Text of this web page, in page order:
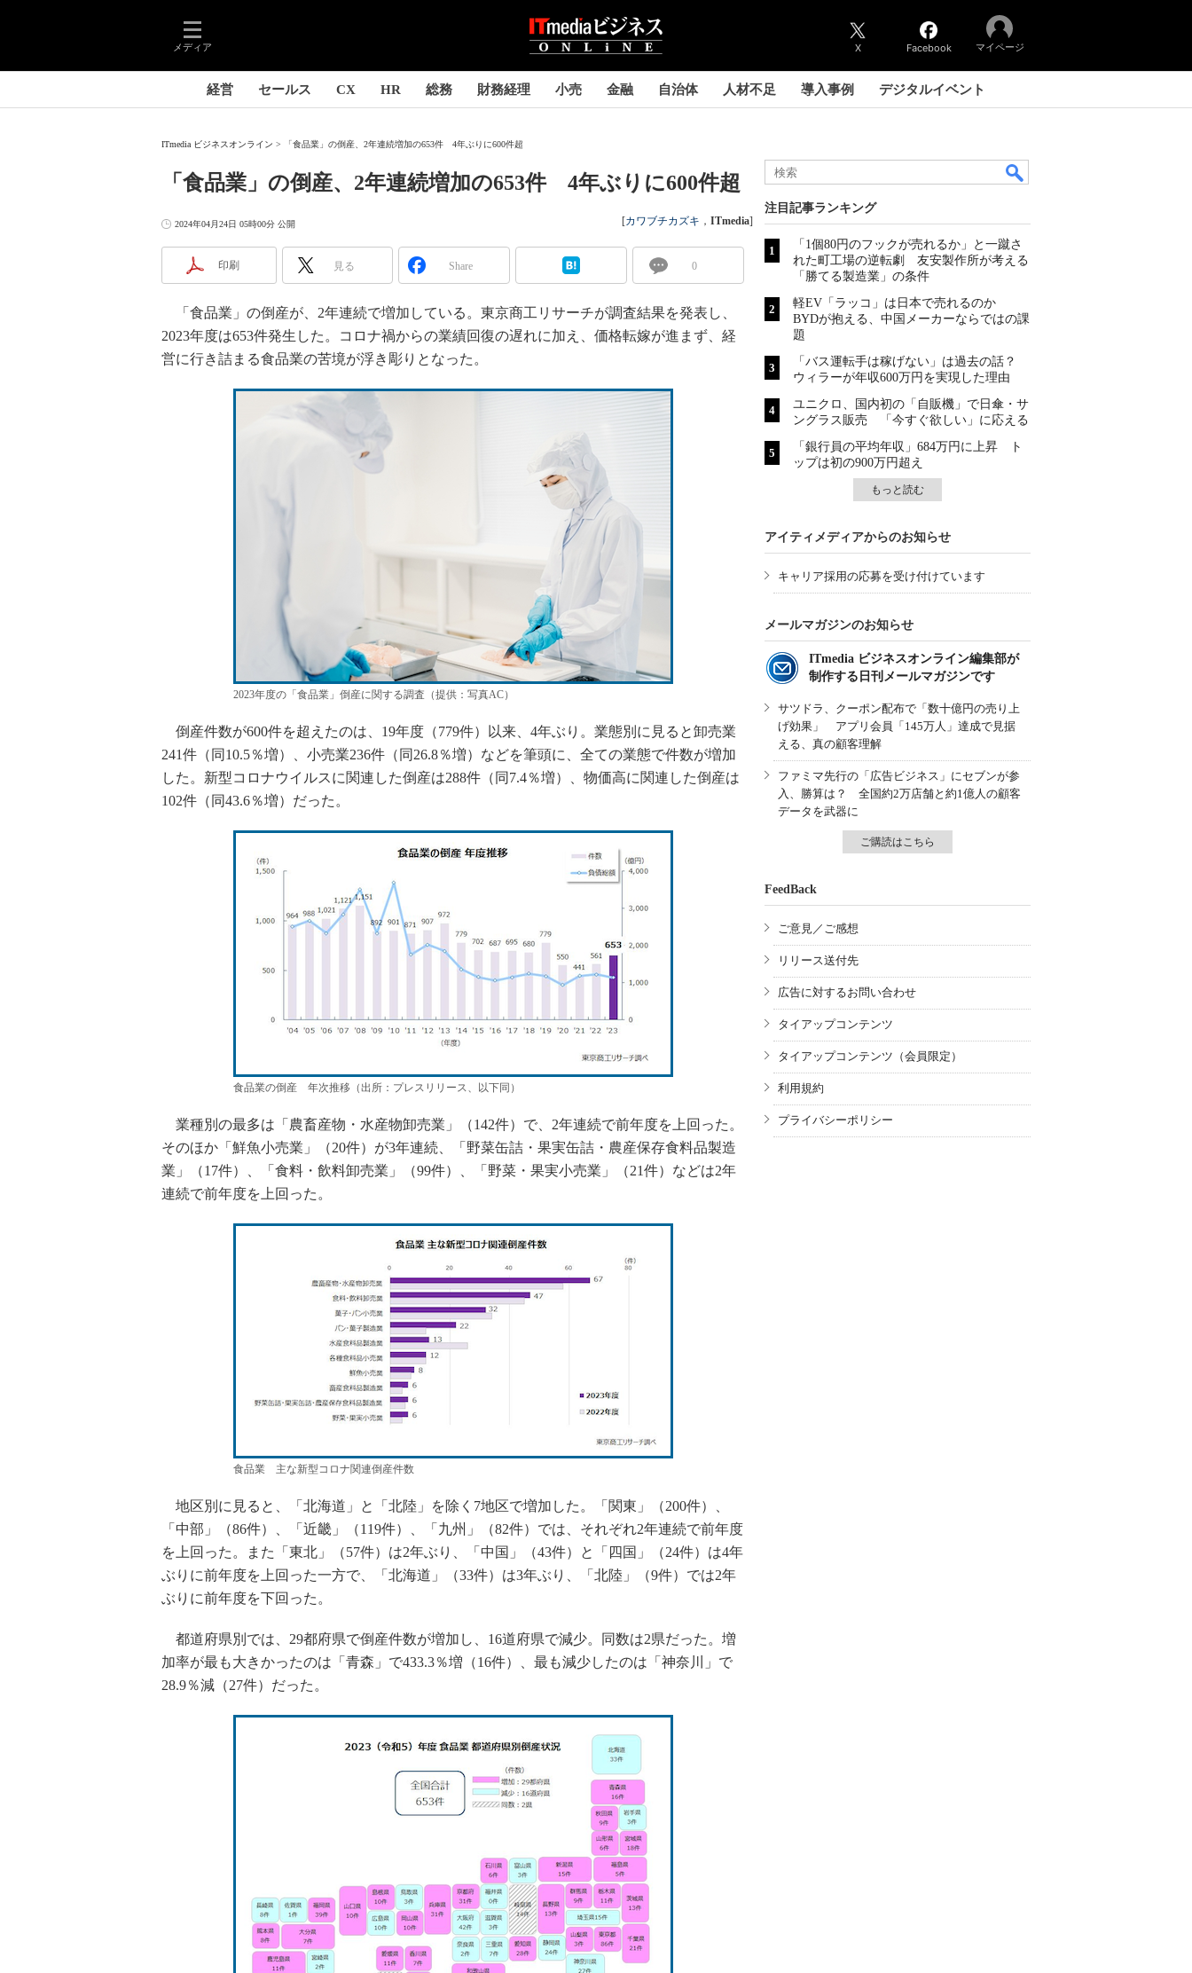
メディア X Facebook マイページ
経営 セールス CX HR 総務 財務経理 小売 金融 自治体 人材不足 導入事例 デジタルイベント
ITmedia ビジネスオンライン 「食品業」の倒産、2年連続増加の653件 4年ぶりに600件超
「食品業」の倒産、2年連続増加の653件 4年ぶりに600件超
2024年04月24日 05時00分 公開 [カワブチカズキ ， ITmedia]
印刷 見る Share 0
「食品業」の倒産が、2年連続で増加している。東京商工リサーチが調査結果を発表し、
2023年度は653件発生した。コロナ禍からの業績回復の遅れに加え、価格転嫁が進まず、経
営に行き詰まる食品業の苦境が浮き彫りとなった。
2023年度の「食品業」倒産に関する調査（提供：写真AC）
倒産件数が600件を超えたのは、19年度（779件）以来、4年ぶり。業態別に見ると卸売業
241件（同10.5％増）、小売業236件（同26.8％増）などを筆頭に、全ての業態で件数が増加
した。新型コロナウイルスに関連した倒産は288件（同7.4％増）、物価高に関連した倒産は
102件（同43.6％増）だった。
食品業の倒産 年次推移（出所：プレスリリース、以下同）
業種別の最多は「農畜産物・水産物卸売業」（142件）で、2年連続で前年度を上回った。
そのほか「鮮魚小売業」（20件）が3年連続、「野菜缶詰・果実缶詰・農産保存食料品製造
業」（17件）、「食料・飲料卸売業」（99件）、「野菜・果実小売業」（21件）などは2年
連続で前年度を上回った。
食品業 主な新型コロナ関連倒産件数
地区別に見ると、「北海道」と「北陸」を除く7地区で増加した。「関東」（200件）、
「中部」（86件）、「近畿」（119件）、「九州」（82件）では、それぞれ2年連続で前年度
を上回った。また「東北」（57件）は2年ぶり、「中国」（43件）と「四国」（24件）は4年
ぶりに前年度を上回った一方で、「北海道」（33件）は3年ぶり、「北陸」（9件）では2年
ぶりに前年度を下回った。
都道府県別では、29都府県で倒産件数が増加し、16道府県で減少。同数は2県だった。増
加率が最も大きかったのは「青森」で433.3％増（16件）、最も減少したのは「神奈川」で
28.9％減（27件）だった。
注目記事ランキング
「1個80円のフックが売れるか」と一蹴さ
れた町工場の逆転劇 友安製作所が考える
「勝てる製造業」の条件
軽EV「ラッコ」は日本で売れるのか
BYDが抱える、中国メーカーならではの課
題
「バス運転手は稼げない」は過去の話？
ウィラーが年収600万円を実現した理由
ユニクロ、国内初の「自販機」で日傘・サ
ングラス販売 「今すぐ欲しい」に応える
「銀行員の平均年収」684万円に上昇 ト
ップは初の900万円超え
もっと読む
アイティメディアからのお知らせ
キャリア採用の応募を受け付けています
メールマガジンのお知らせ
ITmedia ビジネスオンライン編集部が
制作する日刊メールマガジンです
サツドラ、クーポン配布で「数十億円の売り上
げ効果」 アプリ会員「145万人」達成で見据
える、真の顧客理解
ファミマ先行の「広告ビジネス」にセブンが参
入、勝算は？ 全国約2万店舗と約1億人の顧客
データを武器に
ご購読はこちら
FeedBack
ご意見／ご感想
リリース送付先
広告に対するお問い合わせ
タイアップコンテンツ
タイアップコンテンツ（会員限定）
利用規約
プライバシーポリシー